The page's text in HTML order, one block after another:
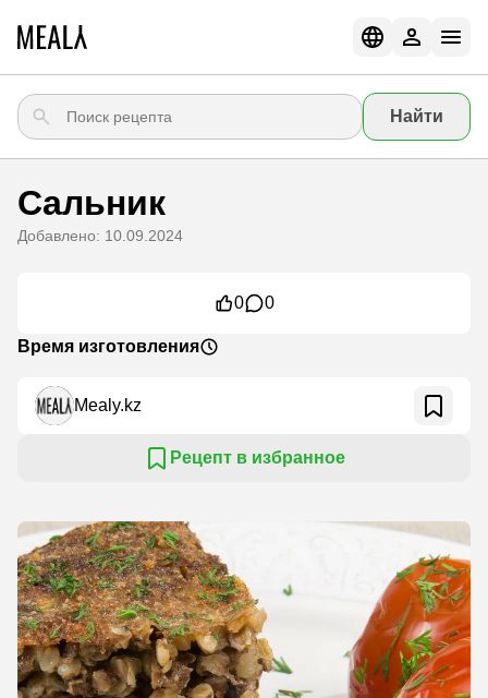
Найти
Сальник
Добавлено: 10.09.2024
0 0
Время изготовления
Mealy.kz
Рецепт в избранное